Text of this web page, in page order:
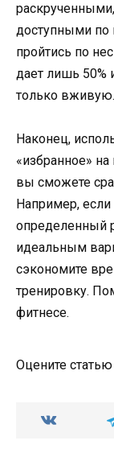
доступными по
пройтись по
дает лишь 50%
только вживую.
Наконец,
«избранное»
вы сможете
Например, если
определенный
идеальным
сэкономите
тренировку.
фитнесе.
Оцените статью